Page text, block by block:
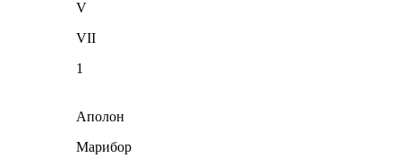
V
VII
1
Аполон
Марибор